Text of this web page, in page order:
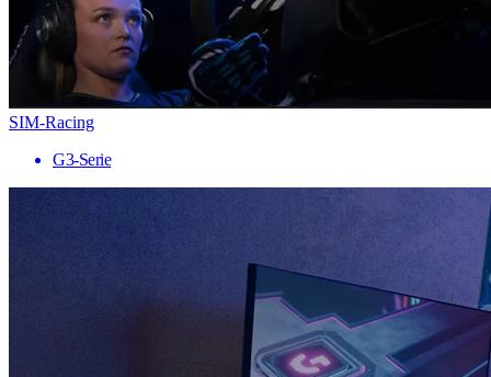
SIM-Racing
G3-Serie